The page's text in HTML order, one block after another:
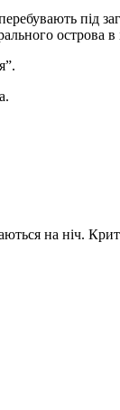
під
острова в
на ніч.